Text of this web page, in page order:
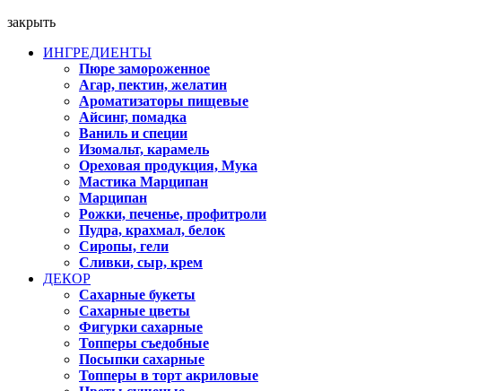
закрыть
ИНГРЕДИЕНТЫ
Пюре замороженное
Агар, пектин, желатин
Ароматизаторы пищевые
Айсинг, помадка
Ваниль и специи
Изомальт, карамель
Ореховая продукция, Мука
Мастика Марципан
Марципан
Рожки, печенье, профитроли
Пудра, крахмал, белок
Сиропы, гели
Сливки, сыр, крем
ДЕКОР
Сахарные букеты
Сахарные цветы
Фигурки сахарные
Топперы съедобные
Посыпки сахарные
Топперы в торт акриловые